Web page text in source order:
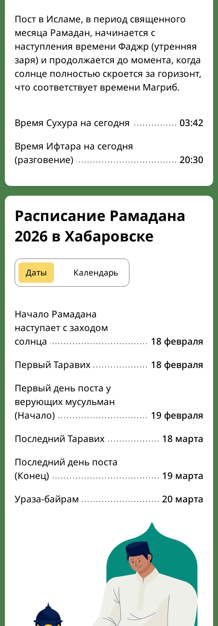
Пост в Исламе, в период священного
месяца Рамадан, начинается с
наступления времени Фаджр (утренняя
заря) и продолжается до момента, когда
солнце полностью скроется за горизонт,
что соответствует времени Магриб.
Время Сухура на сегодня
03:42
Время Ифтара на сегодня
(разговение)
20:30
Расписание Рамадана
2026 в Хабаровске
Даты Календарь
Начало Рамадана
наступает с заходом
солнца
18 февраля
Первый Таравих
18 февраля
Первый день поста у
верующих мусульман
(Начало)
19 февраля
Последний Таравих
18 марта
Последний день поста
(Конец)
19 марта
Ураза-байрам
20 марта